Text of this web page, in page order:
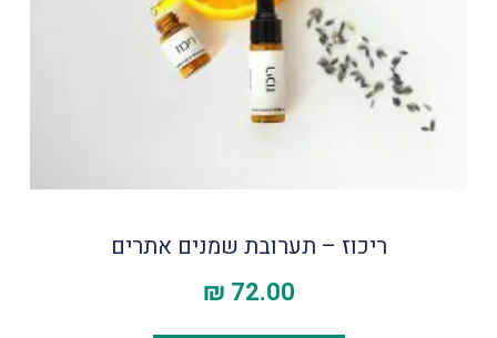
ריכוז – תערובת שמנים אתרים
72.00
₪